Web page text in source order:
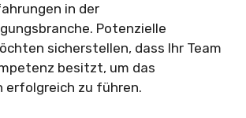
in der
Potenzielle
sicherstellen, dass Ihr Team
besitzt, um das
erfolgreich zu führen.